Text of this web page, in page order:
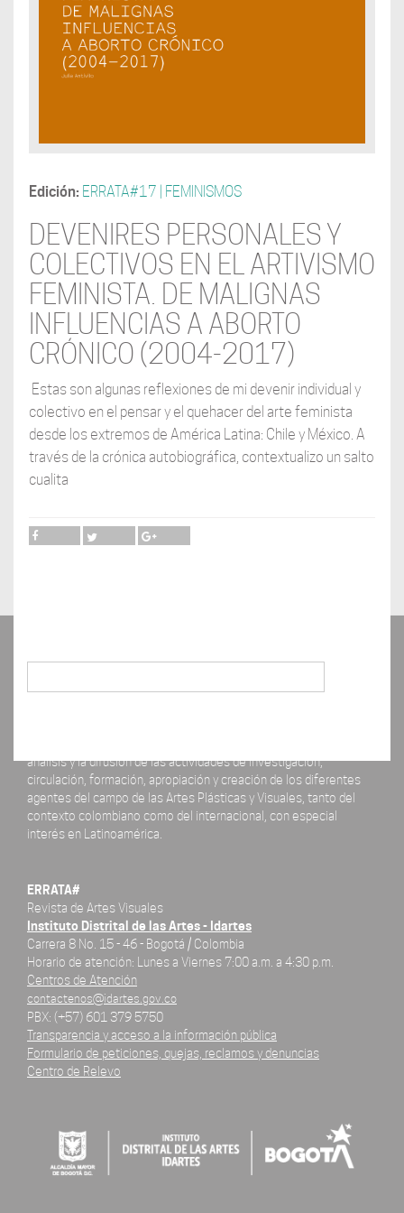
Edición: ERRATA#17 | FEMINISMOS
DEVENIRES PERSONALES Y
COLECTIVOS EN EL ARTIVISMO
FEMINISTA. DE MALIGNAS
INFLUENCIAS A ABORTO
CRÓNICO (2004-2017)
Estas son algunas reflexiones de mi devenir individual y
colectivo en el pensar y el quehacer del arte feminista
desde los extremos de América Latina: Chile y México. A
través de la crónica autobiográfica, contextualizo un salto
cualita
análisis y la difusión de las actividades de investigación,
circulación, formación, apropiación y creación de los diferentes
agentes del campo de las Artes Plásticas y Visuales, tanto del
contexto colombiano como del internacional, con especial
interés en Latinoamérica.
ERRATA#
Revista de Artes Visuales
Instituto Distrital de las Artes - Idartes
Carrera 8 No. 15 - 46 - Bogotá / Colombia
Horario de atención: Lunes a Viernes 7:00 a.m. a 4:30 p.m.
Centros de Atención
contactenos@idartes.gov.co
PBX: (+57) 601 379 5750
Transparencia y acceso a la información pública
Formulario de peticiones, quejas, reclamos y denuncias
Centro de Relevo